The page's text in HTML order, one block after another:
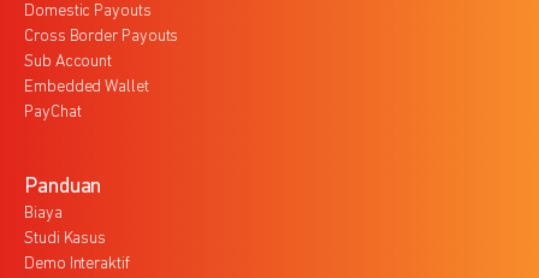
Domestic Payouts
Cross Border Payouts
Sub Account
Embedded Wallet
PayChat
Panduan
Biaya
Studi Kasus
Demo Interaktif